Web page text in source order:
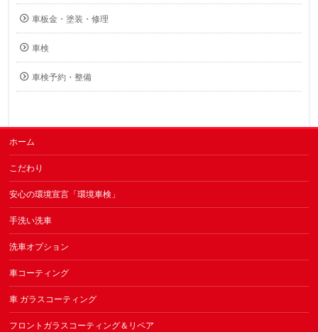
車板金・塗装・修理
車検
車検予約・整備
ホーム
こだわり
安心の環境宣言「環境車検」
手洗い洗車
洗車オプション
車コーティング
車 ガラスコーティング
フロントガラスコーティング＆リペア